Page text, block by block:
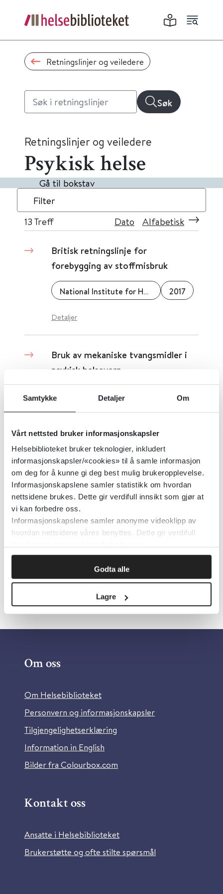
Samtykke Detaljer Om
Vårt nettsted bruker informasjonskapsler
Helsebiblioteket bruker teknologier, inkludert
informasjonskapsler/«cookies» til å samle informasjon
om deg for å kunne gi deg best mulig brukeropplevelse.
Informasjonskapslene samler statistikk om hvordan
nettsidene brukes. Dette gir verdifull innsikt som gjør at
vi kan forbedre oss.
Informasjonskapslene samler anonyme videoklipp av
hvordan nettsidene våres benyttes. Dette gir verdifull
Godta alle
Lagre
Retningslinjer og veiledere
Søk
Retningslinjer og veiledere
Psykisk helse
Gå til bokstav
Filter
13 Treff Dato Alfabetisk
Britisk retningslinje for
forebygging av stoffmisbruk
National Institute for Health and Care Excellence (NICE) 2017
Detaljer
Bruk av mekaniske tvangsmidler i
psykisk helsevern
Helse Bergen 2022
Bruker- og pårørendemedvirkning
i rus- og psykisk helsefeltet -
nasjonale faglige råd
Helsedirektoratet
Om oss
Om Helsebiblioteket
Personvern og informasjonskapsler
Tilgjengelighetserklæring
Information in English
Bilder fra Colourbox.com
Kontakt oss
Ansatte i Helsebiblioteket
Brukerstøtte og ofte stilte spørsmål